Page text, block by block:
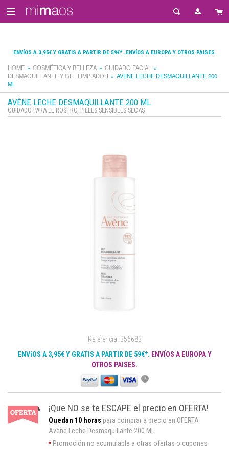
ENVÍOS A 3,95€ Y GRATIS A PARTIR DE 59€*. ENVÍOS A EUROPA Y OTROS PAISES.
HOME COSMÉTICA Y BELLEZA
CUIDADO FACIAL
DESMAQUILLANTE Y GEL LIMPIADOR
AVÈNE LECHE DESMAQUILLANTE 200
ML
AVÈNE LECHE DESMAQUILLANTE 200 ML
CUIDADO PARA EL ROSTRO, PIELES SENSIBLES SECAS
Referencia: 356683
ENVíOS A 3,95€ Y GRATIS A PARTIR DE 59€*. ENVÍOS A EUROPA Y
OTROS PAISES.
?
¡Que NO se te ESCAPE el precio en OFERTA!
Quedan 10 horas para comprar a precio en OFERTA
Avène Leche Desmaquillante 200 Ml.
* Promoción no acumulable a otras ofertas o cupones